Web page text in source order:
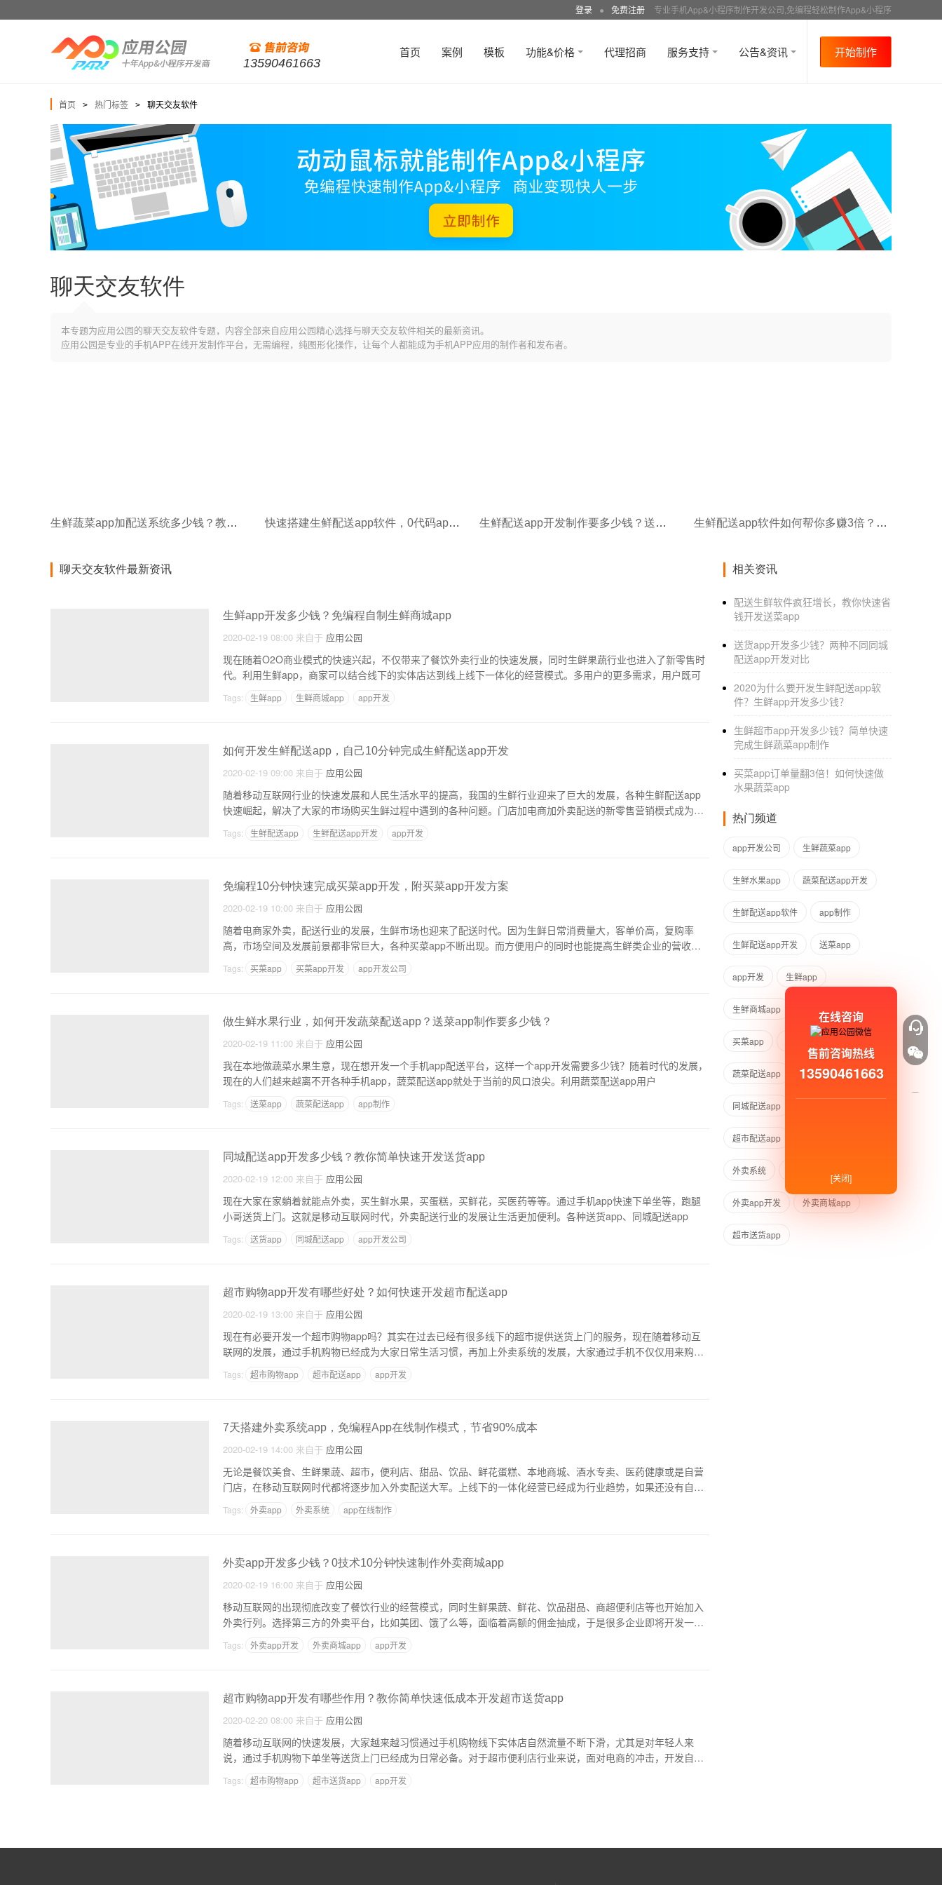
登录 ● 免费注册 专业手机App&小程序制作开发公司,免编程轻松制作App&小程序
13590461663
首页 案例 模板 功能&价格 代理招商 服务支持 公告&资讯 开始制作
首页 > 热门标签 > 聊天交友软件
聊天交友软件
本专题为应用公园的聊天交友软件专题，内容全部来自应用公园精心选择与聊天交友软件相关的最新资讯。
应用公园是专业的手机APP在线开发制作平台，无需编程，纯图形化操作，让每个人都能成为手机APP应用的制作者和发布者。
生鲜蔬菜app加配送系统多少钱？教你低成本开发生鲜水果app 快速搭建生鲜配送app软件，0代码app制作助你应对紧急市场 生鲜配送app开发制作要多少钱？送菜app开发价格费用 生鲜配送app软件如何帮你多赚3倍？生鲜配送app开发多少钱？
聊天交友软件最新资讯
生鲜app开发多少钱？免编程自制生鲜商城app
2020-02-19 08:00 来自于 应用公园
现在随着O2O商业模式的快速兴起，不仅带来了餐饮外卖行业的快速发展，同时生鲜果蔬行业也进入了新零售时
代。利用生鲜app，商家可以结合线下的实体店达到线上线下一体化的经营模式。多用户的更多需求，用户既可
Tags: 生鲜app 生鲜商城app app开发
如何开发生鲜配送app，自己10分钟完成生鲜配送app开发
2020-02-19 09:00 来自于 应用公园
随着移动互联网行业的快速发展和人民生活水平的提高，我国的生鲜行业迎来了巨大的发展，各种生鲜配送app
快速崛起，解决了大家的市场购买生鲜过程中遇到的各种问题。门店加电商加外卖配送的新零售营销模式成为行
Tags: 生鲜配送app 生鲜配送app开发 app开发
免编程10分钟快速完成买菜app开发，附买菜app开发方案
2020-02-19 10:00 来自于 应用公园
随着电商家外卖，配送行业的发展，生鲜市场也迎来了配送时代。因为生鲜日常消费量大，客单价高，复购率
高，市场空间及发展前景都非常巨大，各种买菜app不断出现。而方便用户的同时也能提高生鲜类企业的营收。
Tags: 买菜app 买菜app开发 app开发公司
做生鲜水果行业，如何开发蔬菜配送app？送菜app制作要多少钱？
2020-02-19 11:00 来自于 应用公园
我在本地做蔬菜水果生意，现在想开发一个手机app配送平台，这样一个app开发需要多少钱？随着时代的发展，
现在的人们越来越离不开各种手机app，蔬菜配送app就处于当前的风口浪尖。利用蔬菜配送app用户
Tags: 送菜app 蔬菜配送app app制作
同城配送app开发多少钱？教你简单快速开发送货app
2020-02-19 12:00 来自于 应用公园
现在大家在家躺着就能点外卖，买生鲜水果，买蛋糕，买鲜花，买医药等等。通过手机app快速下单坐等，跑腿
小哥送货上门。这就是移动互联网时代，外卖配送行业的发展让生活更加便利。各种送货app、同城配送app
Tags: 送货app 同城配送app app开发公司
超市购物app开发有哪些好处？如何快速开发超市配送app
2020-02-19 13:00 来自于 应用公园
现在有必要开发一个超市购物app吗？其实在过去已经有很多线下的超市提供送货上门的服务，现在随着移动互
联网的发展，通过手机购物已经成为大家日常生活习惯，再加上外卖系统的发展，大家通过手机不仅仅用来购买
Tags: 超市购物app 超市配送app app开发
7天搭建外卖系统app，免编程App在线制作模式，节省90%成本
2020-02-19 14:00 来自于 应用公园
无论是餐饮美食、生鲜果蔬、超市，便利店、甜品、饮品、鲜花蛋糕、本地商城、酒水专卖、医药健康或是自营
门店，在移动互联网时代都将逐步加入外卖配送大军。上线下的一体化经营已经成为行业趋势，如果还没有自己
Tags: 外卖app 外卖系统 app在线制作
外卖app开发多少钱？0技术10分钟快速制作外卖商城app
2020-02-19 16:00 来自于 应用公园
移动互联网的出现彻底改变了餐饮行业的经营模式，同时生鲜果蔬、鲜花、饮品甜品、商超便利店等也开始加入
外卖行列。选择第三方的外卖平台，比如美团、饿了么等，面临着高额的佣金抽成，于是很多企业即将开发一款
Tags: 外卖app开发 外卖商城app app开发
超市购物app开发有哪些作用？教你简单快速低成本开发超市送货app
2020-02-20 08:00 来自于 应用公园
随着移动互联网的快速发展，大家越来越习惯通过手机购物线下实体店自然流量不断下滑，尤其是对年轻人来
说，通过手机购物下单坐等送货上门已经成为日常必备。对于超市便利店行业来说，面对电商的冲击，开发自己
的超市
Tags: 超市购物app 超市送货app app开发
相关资讯
配送生鲜软件疯狂增长，教你快速省
钱开发送菜app
送货app开发多少钱？两种不同同城
配送app开发对比
2020为什么要开发生鲜配送app软
件？生鲜app开发多少钱？
生鲜超市app开发多少钱？简单快速
完成生鲜蔬菜app制作
买菜app订单量翻3倍！如何快速做
水果蔬菜app
热门频道
app开发公司 生鲜蔬菜app
生鲜水果app 蔬菜配送app开发
生鲜配送app软件 app制作
生鲜配送app开发 送菜app
app开发 生鲜app
生鲜商城app 生鲜配送app
买菜app
蔬菜配送app 送货app
同城配送app
超市配送app
外卖系统
外卖app开发 外卖商城app
超市送货app
在线咨询
售前咨询热线
13590461663
[关闭]